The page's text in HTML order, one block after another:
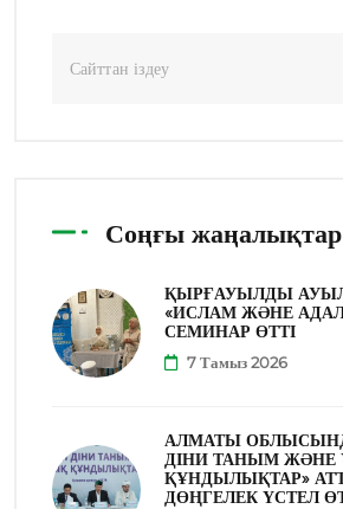
Соңғы жаңалықтар
ҚЫРҒАУЫЛДЫ
«ИСЛАМ ЖӘНЕ
СЕМИНАР ӨТТІ
7 Тамыз 2026
АЛМАТЫ
ДІНИ ТАНЫМ ЖӘНЕ
ҚҰНДЫЛЫҚТАР»
ДӨҢГЕЛЕК ҮСТЕЛ